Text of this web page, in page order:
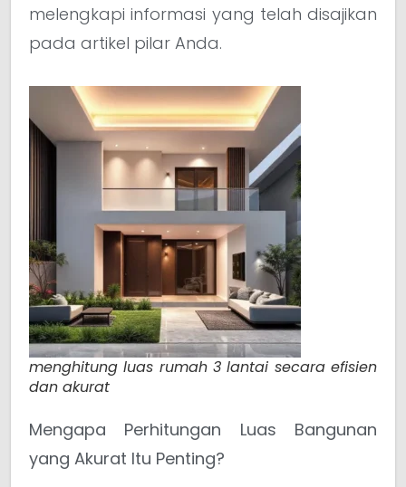
melengkapi informasi yang telah disajikan
pada artikel pilar Anda.
menghitung luas rumah 3 lantai secara efisien
dan akurat
Mengapa Perhitungan Luas Bangunan
yang Akurat Itu Penting?